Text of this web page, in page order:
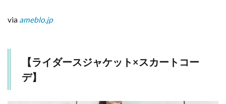
via ameblo.jp
【ライダースジャケット×スカートコー
デ】